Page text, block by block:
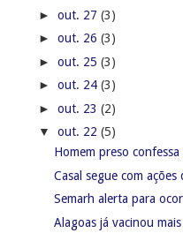
► out. 27 (3)
► out. 26 (3)
► out. 25 (3)
► out. 24 (3)
► out. 23 (2)
▼ out. 22 (5)
Homem preso
Casal segue com
Semarh alerta para
Alagoas já vacinou